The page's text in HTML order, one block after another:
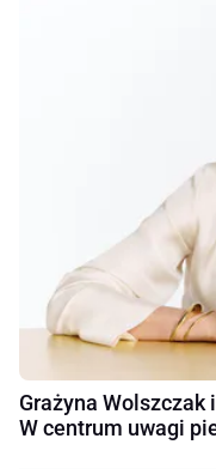
Grażyna Wolszczak
W centrum uwagi